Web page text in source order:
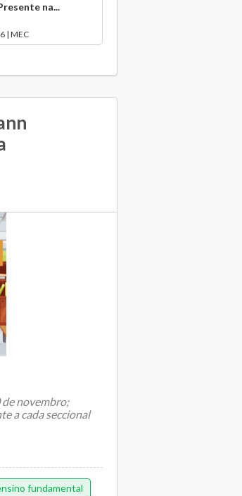
na...
| MEC
de novembro;
a cada seccional
fundamental